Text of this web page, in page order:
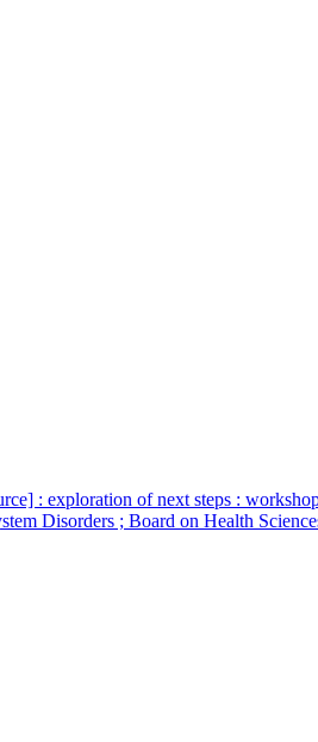
: exploration of next steps :
Disorders ; Board on Health